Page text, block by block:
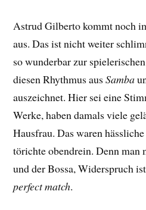
Astrud Gilberto kommt noch
aus. Das ist nicht weiter
so wunderbar zur
diesen Rhythmus ausSamba
auszeichnet. Hier sei eine
Werke, haben damals viele
Hausfrau. Das waren
törichte obendrein. Denn man
und der Bossa, Widerspruch
perfect match.